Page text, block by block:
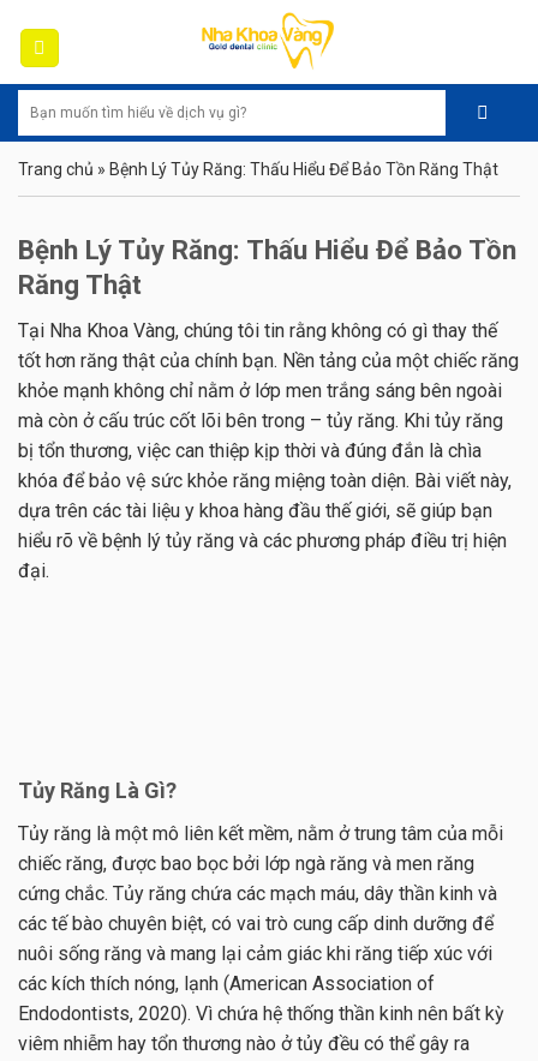
content
Trang chủ » Bệnh Lý Tủy Răng: Thấu Hiểu Để Bảo Tồn Răng Thật
Bệnh Lý Tủy Răng: Thấu Hiểu Để Bảo Tồn
Răng Thật
Tại Nha Khoa Vàng, chúng tôi tin rằng không có gì thay thế
tốt hơn răng thật của chính bạn. Nền tảng của một chiếc răng
khỏe mạnh không chỉ nằm ở lớp men trắng sáng bên ngoài
mà còn ở cấu trúc cốt lõi bên trong – tủy răng. Khi tủy răng
bị tổn thương, việc can thiệp kịp thời và đúng đắn là chìa
khóa để bảo vệ sức khỏe răng miệng toàn diện. Bài viết này,
dựa trên các tài liệu y khoa hàng đầu thế giới, sẽ giúp bạn
hiểu rõ về bệnh lý tủy răng và các phương pháp điều trị hiện
đại.
Tủy Răng Là Gì?
Tủy răng là một mô liên kết mềm, nằm ở trung tâm của mỗi
chiếc răng, được bao bọc bởi lớp ngà răng và men răng
cứng chắc. Tủy răng chứa các mạch máu, dây thần kinh và
các tế bào chuyên biệt, có vai trò cung cấp dinh dưỡng để
nuôi sống răng và mang lại cảm giác khi răng tiếp xúc với
các kích thích nóng, lạnh (American Association of
Endodontists, 2020). Vì chứa hệ thống thần kinh nên bất kỳ
viêm nhiễm hay tổn thương nào ở tủy đều có thể gây ra